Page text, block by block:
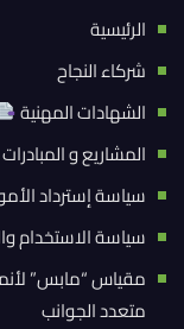
الرئيسية
شركاء النجاح
الشهادات المهنية
المشاريع و المبادرات
سياسة إسترداد
سياسة الاستخدام
مقياس “مابس”
متعدد الجوانب